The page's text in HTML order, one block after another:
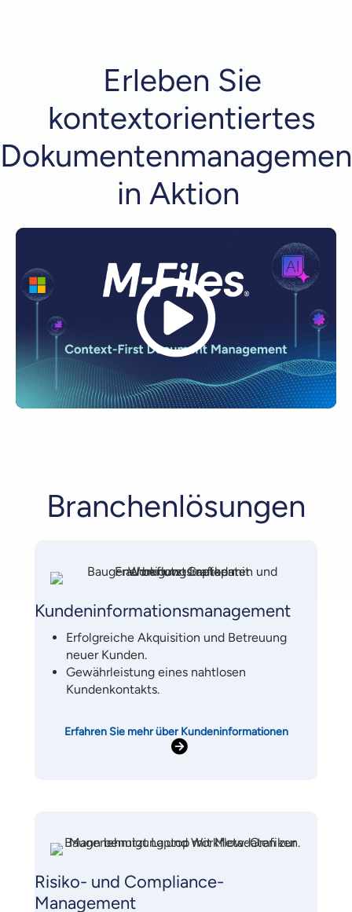
Erleben Sie
kontextorientiertes
in Aktion
Branchenlösungen
Kundeninformationsmanagement
Erfolgreiche Akquisition und Betreuung
neuer Kunden.
Gewährleistung eines nahtlosen
Kundenkontakts.
Erfahren Sie mehr über Kundeninformationen
Risiko- und Compliance-
Management